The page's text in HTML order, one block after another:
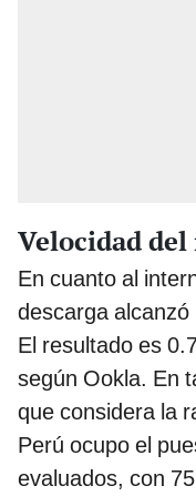
Velocidad
En cuanto al
descarga
El resultado es
según Ookla. En
que considera la
Perú ocupo el
evaluados, con